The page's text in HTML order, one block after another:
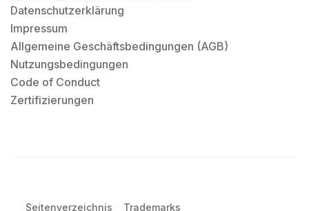
Datenschutzerklärung
Impressum
Allgemeine Geschäftsbedingungen (AGB)
Nutzungsbedingungen
Code of Conduct
Zertifizierungen
Seitenverzeichnis Trademarks